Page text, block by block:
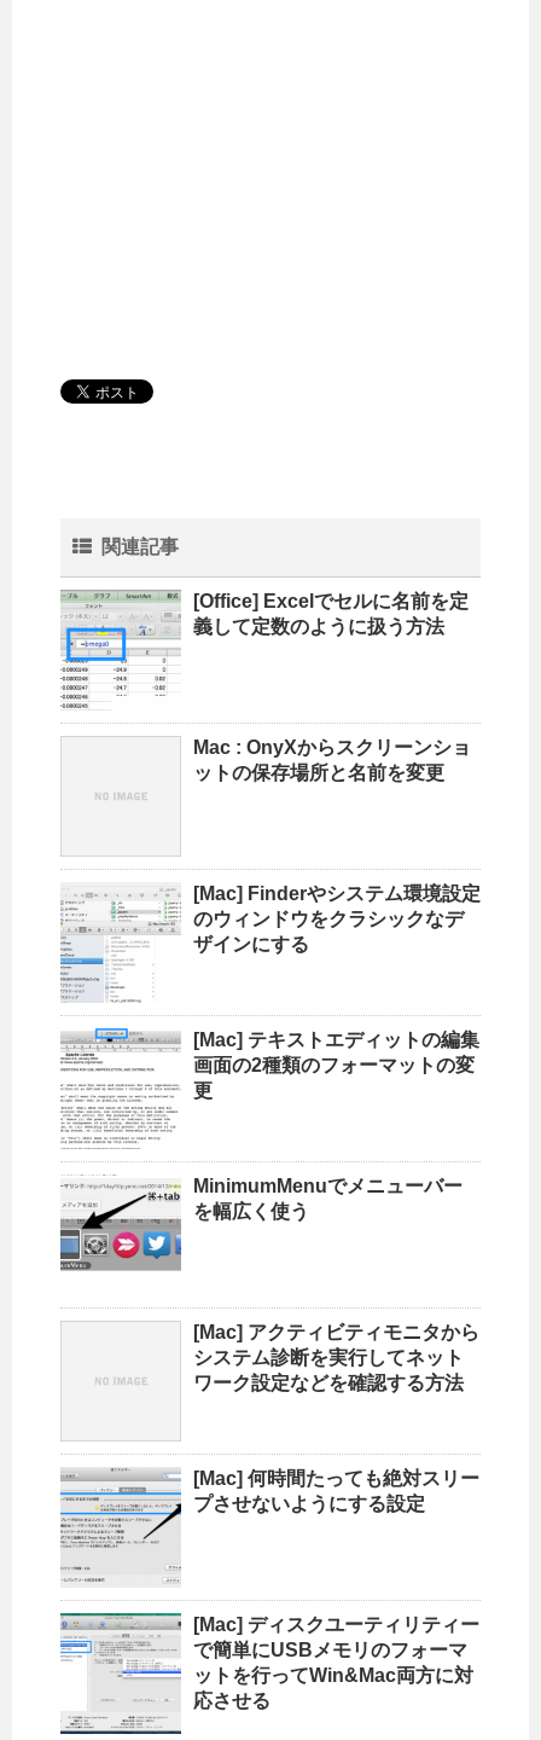
関連記事
[Office] Excelでセルに名前を定
義して定数のように扱う方法
Mac : OnyXからスクリーンショ
ットの保存場所と名前を変更
[Mac] Finderやシステム環境設定
のウィンドウをクラシックなデ
ザインにする
[Mac] テキストエディットの編集
画面の2種類のフォーマットの変
更
MinimumMenuでメニューバー
を幅広く使う
[Mac] アクティビティモニタから
システム診断を実行してネット
ワーク設定などを確認する方法
[Mac] 何時間たっても絶対スリー
プさせないようにする設定
[Mac] ディスクユーティリティー
で簡単にUSBメモリのフォーマ
ットを行ってWin&Mac両方に対
応させる